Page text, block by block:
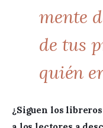
mente
de tus
quién
¿Siguen los